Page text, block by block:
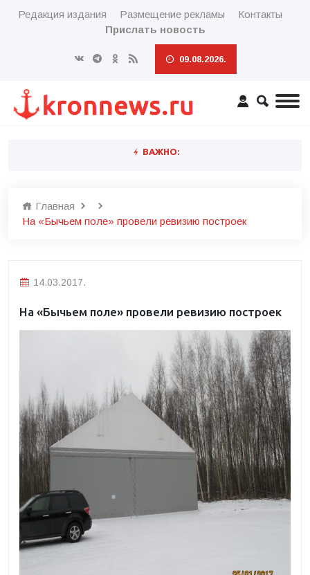
Редакция издания Размещение рекламы
Контакты
Прислать новость
09.08.2026.
ВАЖНО:
Главная
На «Бычьем поле» провели ревизию построек
14.03.2017.
На «Бычьем поле» провели ревизию построек